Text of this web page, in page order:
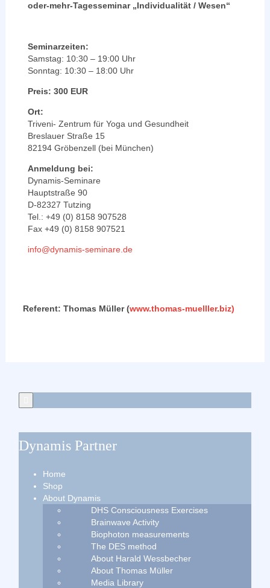
oder-mehr-Tagesseminar „Individualität / Wesen“
Seminarzeiten:
Samstag: 10:30 – 19:00 Uhr
Sonntag: 10:30 – 18:00 Uhr
Preis: 300 EUR
Ort:
Triveni- Zentrum für Yoga und Gesundheit
Breslauer Straße 15
82194 Gröbenzell (bei München)
Anmeldung bei:
Dynamis-Seminare
Hauptstraße 90
D-82327 Tutzing
Tel.: +49 (0) 8158 907528
Fax +49 (0) 8158 907521
info@dynamis-seminare.de
Referent: Thomas Müller (www.thomas-muelller.biz)
Dynamis Partner
Home
Shop
About Dynamis
DHS Consciousness Exercises
Brainwave Activity
Biophoton measurements
The DES method
About Harald Wessbecher
About Thomas Müller
Media Library